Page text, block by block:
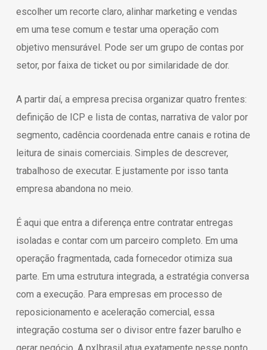
escolher um recorte claro, alinhar marketing e vendas
em uma tese comum e testar uma operação com
objetivo mensurável. Pode ser um grupo de contas por
setor, por faixa de ticket ou por similaridade de dor.
A partir daí, a empresa precisa organizar quatro frentes:
definição de ICP e lista de contas, narrativa de valor por
segmento, cadência coordenada entre canais e rotina de
leitura de sinais comerciais. Simples de descrever,
trabalhoso de executar. E justamente por isso tanta
empresa abandona no meio.
É aqui que entra a diferença entre contratar entregas
isoladas e contar com um parceiro completo. Em uma
operação fragmentada, cada fornecedor otimiza sua
parte. Em uma estrutura integrada, a estratégia conversa
com a execução. Para empresas em processo de
reposicionamento e aceleração comercial, essa
integração costuma ser o divisor entre fazer barulho e